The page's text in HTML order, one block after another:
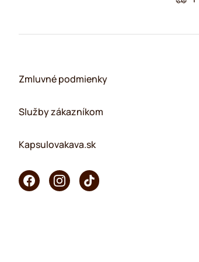
Zmluvné podmienky
Služby zákazníkom
Kapsulovakava.sk